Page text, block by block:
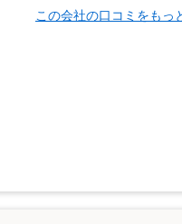
この会社の口コミをもっ